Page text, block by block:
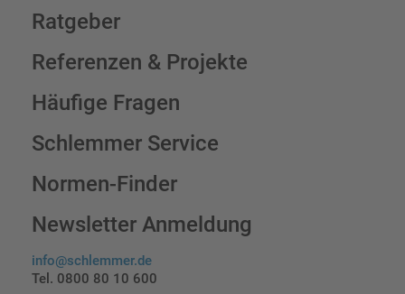
Ratgeber
Referenzen & Projekte
Häufige Fragen
Schlemmer Service
Normen-Finder
Newsletter Anmeldung
info@schlemmer.de
Tel. 0800 80 10 600